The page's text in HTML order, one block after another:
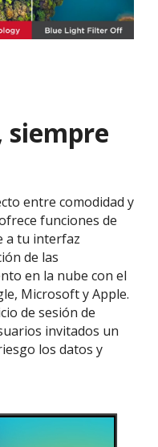
siempre
entre comodidad y
funciones de
a tu interfaz
de las
en la nube con el
Microsoft y Apple.
de sesión de
invitados un
los datos y